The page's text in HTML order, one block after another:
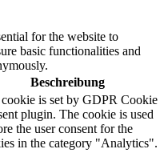
for the website to
basic functionalities and
Beschreibung
is set by GDPR Cookie
plugin. The cookie is used
the user consent for the
in the category "Analytics".